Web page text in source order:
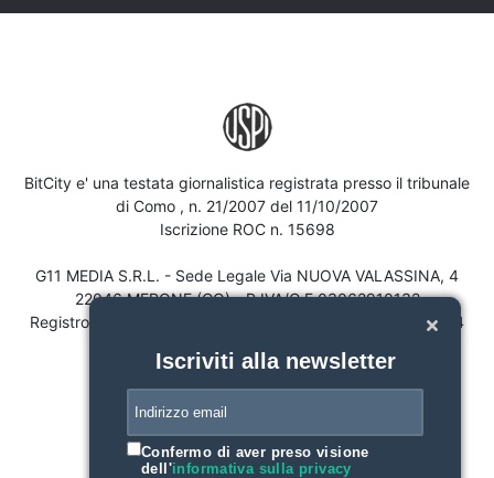
BitCity e' una testata giornalistica registrata presso il tribunale
di Como , n. 21/2007 del 11/10/2007
Iscrizione ROC n. 15698
G11 MEDIA S.R.L. - Sede Legale Via NUOVA VALASSINA, 4
22046 MERONE (CO) - P.IVA/C.F.03062910132
Registro imprese di Como n. 03062910132 - REA n. 293834
Iscriviti alla newsletter
Confermo di aver preso visione
dell'informativa sulla privacy